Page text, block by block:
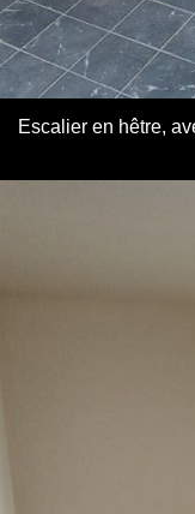
Escalier en hêtre,